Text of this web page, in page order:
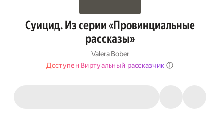
Суицид. Из серии «Провинциальные
рассказы»
Valera Bober
Доступен Виртуальный рассказчик